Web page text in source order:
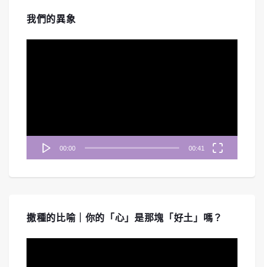
我們的異象
00:00 00:41
撒種的比喻｜你的「心」是那塊「好土」嗎？